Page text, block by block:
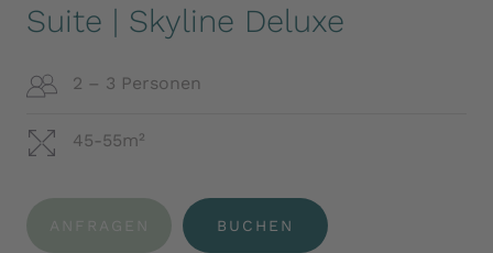
Suite | Skyline Deluxe
2 – 3 Personen
45-55m²
ANFRAGEN BUCHEN